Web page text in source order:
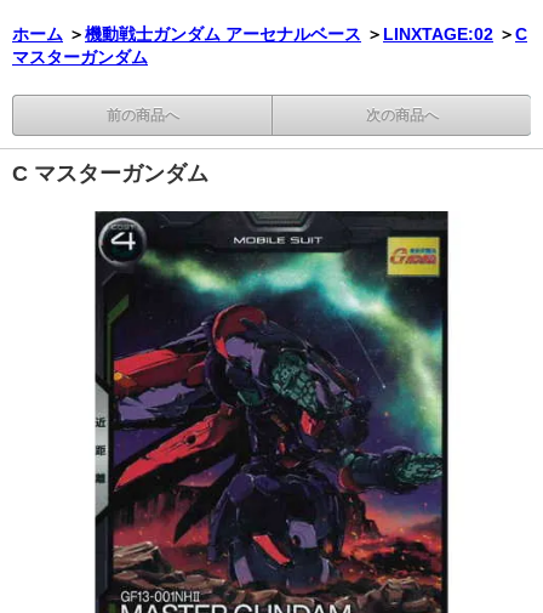
ホーム ＞機動戦士ガンダム アーセナルベース ＞ LINXTAGE:02 ＞C
マスターガンダム
前の商品へ 次の商品へ
C マスターガンダム